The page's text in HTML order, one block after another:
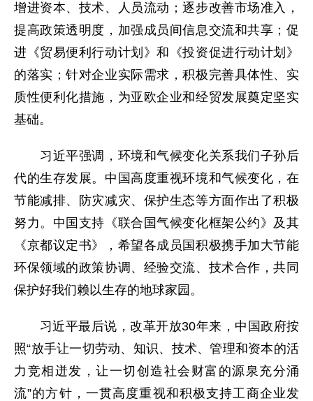
增进资本、技术、人员流动；逐步改善市场准入，
提高政策透明度，加强成员间信息交流和共享；促
进《贸易便利行动计划》和《投资促进行动计划》
的落实；针对企业实际需求，积极完善具体性、实
质性便利化措施，为亚欧企业和经贸发展奠定坚实
基础。
习近平强调，环境和气候变化关系我们子孙后
代的生存发展。中国高度重视环境和气候变化，在
节能减排、防灾减灾、保护生态等方面作出了积极
努力。中国支持《联合国气候变化框架公约》及其
《京都议定书》，希望各成员国积极携手加大节能
环保领域的政策协调、经验交流、技术合作，共同
保护好我们赖以生存的地球家园。
习近平最后说，改革开放30年来，中国政府按
照“放手让一切劳动、知识、技术、管理和资本的活
力竞相迸发，让一切创造社会财富的源泉充分涌
流”的方针，一贯高度重视和积极支持工商企业发